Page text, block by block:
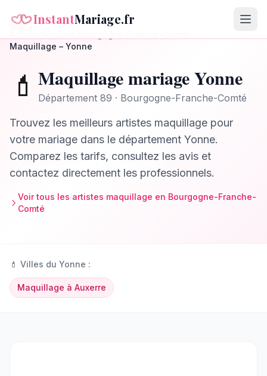
InstantMariage.fr
Maquillage – Yonne
💄 MaquillagemariageYonne
Département 89 · Bourgogne-Franche-Comté
Trouvez les meilleurs artistes maquillage pour
votre mariage dans le département Yonne.
Comparez les tarifs, consultez les avis et
contactez directement les professionnels.
Voir tous les artistes maquillage en Bourgogne-Franche-
Comté
💄 Villes du Yonne :
Maquillage à Auxerre